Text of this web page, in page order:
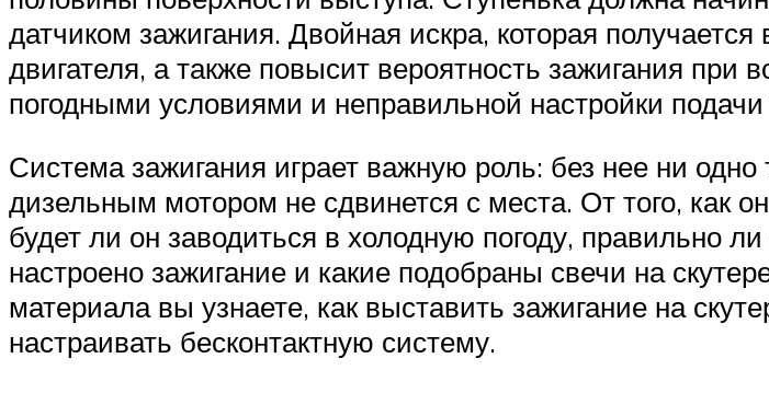
датчиком зажигания. Двойная искра, которая
двигателя, а также повысит вероятность зажигания при
погодными условиями и неправильной настройки
Система зажигания играет важную роль: без нее ни
дизельным мотором не сдвинется с места. От того, как
будет ли он заводиться в холодную погоду, правильно
настроено зажигание и какие подобраны свечи на
материала вы узнаете, как выставить зажигание на
настраивать бесконтактную систему.